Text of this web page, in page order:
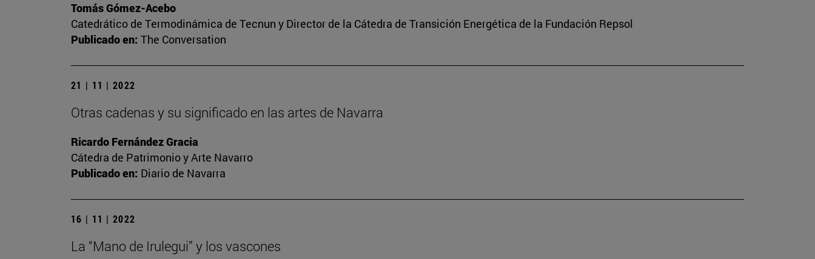
Tomás Gómez-Acebo
Catedrático de Termodinámica de Tecnun y Director de la Cátedra de Transición Energética de la Fundación Repsol
Publicado en: The Conversation
21 | 11 | 2022
Otras cadenas y su significado en las artes de Navarra
Ricardo Fernández Gracia
Cátedra de Patrimonio y Arte Navarro
Publicado en: Diario de Navarra
16 | 11 | 2022
La “Mano de Irulegui” y los vascones